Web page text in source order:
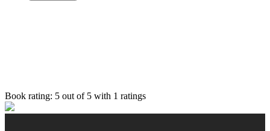
Book rating: 5 out of 5 with 1 ratings